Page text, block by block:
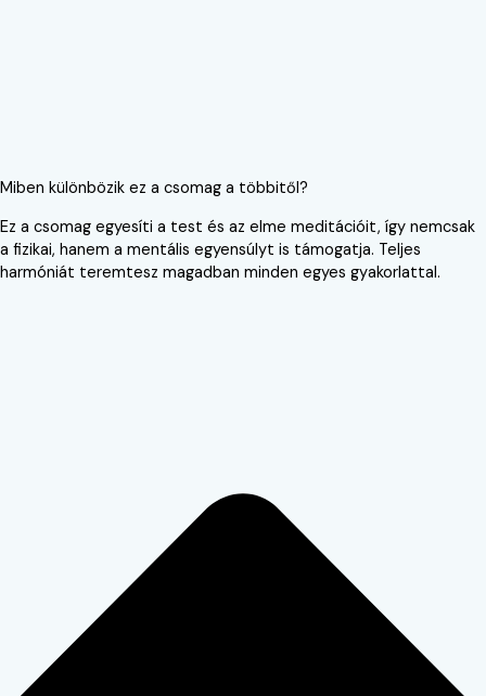
Miben különbözik ez a csomag a többitől?
Ez a csomag egyesíti a test és az elme meditációit, így nemcsak
a fizikai, hanem a mentális egyensúlyt is támogatja. Teljes
harmóniát teremtesz magadban minden egyes gyakorlattal.